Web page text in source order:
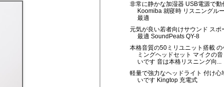
非常に静かな加湿器 USB電源で動
Koomiba 就寝時 リスニングル
最適
元気が良い若者向けサウンド スポ
最適 SoundPeats QY-8
本格音質の50ミリユニット搭載 の
ミングヘッドセット マイクの音
いです 音は本格リスニング向...
軽量で強力なヘッドライト 付け心
いです Kingtop 充電式